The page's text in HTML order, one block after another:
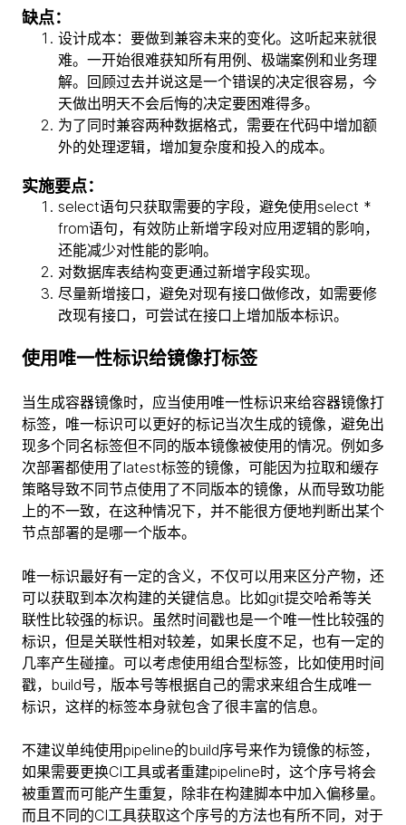
缺点：
设计成本：要做到兼容未来的变化。这听起来就很
难。一开始很难获知所有用例、极端案例和业务理
解。回顾过去并说这是一个错误的决定很容易，今
天做出明天不会后悔的决定要困难得多。
为了同时兼容两种数据格式，需要在代码中增加额
外的处理逻辑，增加复杂度和投入的成本。
实施要点：
select语句只获取需要的字段，避免使用select *
from语句，有效防止新增字段对应用逻辑的影响，
还能减少对性能的影响。
对数据库表结构变更通过新增字段实现。
尽量新增接口，避免对现有接口做修改，如需要修
改现有接口，可尝试在接口上增加版本标识。
使用唯一性标识给镜像打标签
当生成容器镜像时，应当使用唯一性标识来给容器镜像打
标签，唯一标识可以更好的标记当次生成的镜像，避免出
现多个同名标签但不同的版本镜像被使用的情况。例如多
次部署都使用了latest标签的镜像，可能因为拉取和缓存
策略导致不同节点使用了不同版本的镜像，从而导致功能
上的不一致，在这种情况下，并不能很方便地判断出某个
节点部署的是哪一个版本。
唯一标识最好有一定的含义，不仅可以用来区分产物，还
可以获取到本次构建的关键信息。比如git提交哈希等关
联性比较强的标识。虽然时间戳也是一个唯一性比较强的
标识，但是关联性相对较差，如果长度不足，也有一定的
几率产生碰撞。可以考虑使用组合型标签，比如使用时间
戳，build号，版本号等根据自己的需求来组合生成唯一
标识，这样的标签本身就包含了很丰富的信息。
不建议单纯使用pipeline的build序号来作为镜像的标签，
如果需要更换CI工具或者重建pipeline时，这个序号将会
被重置而可能产生重复，除非在构建脚本中加入偏移量。
而且不同的CI工具获取这个序号的方法也有所不同，对于